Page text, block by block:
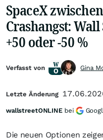
SpaceX
Crashangst:
+50 oder -50 %
Die neuen Optionen
Verfasst von Gina
Letzte Änderung
wallstreetONLINE bei